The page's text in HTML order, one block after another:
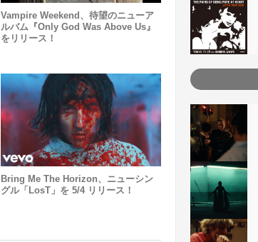
Vampire Weekend、待望のニューア
ルバム『Only God Was Above Us』
をリリース！
Bring Me The Horizon、ニューシン
グル「LosT」を 5/4 リリース！